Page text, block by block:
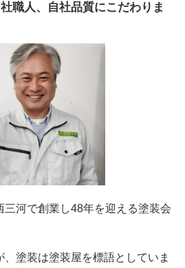
職人、自社品質にこだわりま
河で創業し48年を迎える塗装会
塗装は塗装屋を標語としていま